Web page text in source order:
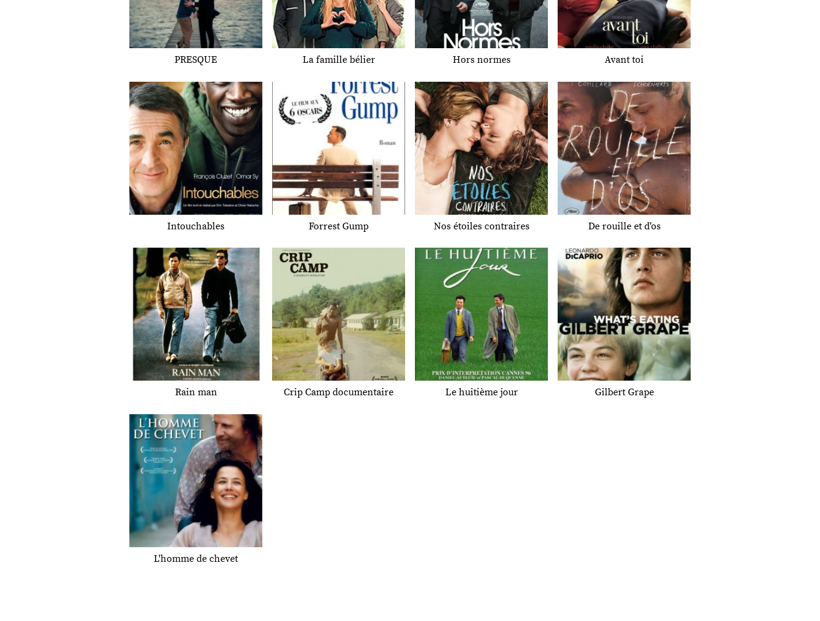
PRESQUE La famille bélier Hors normes Avant toi
Intouchables Forrest Gump Nos étoiles contraires De rouille et d'os
Rain man Crip Camp documentaire Le huitième jour Gilbert Grape
L'homme de chevet